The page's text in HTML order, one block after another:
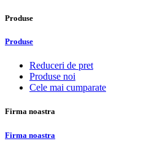
Produse
Produse
Reduceri de pret
Produse noi
Cele mai cumparate
Firma noastra
Firma noastra